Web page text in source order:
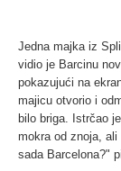
Jedna majka iz
vidio je Barcinu
pokazujući na
majicu otvorio i
bilo briga. Istrčao
mokra od znoja,
sada Barcelona?"